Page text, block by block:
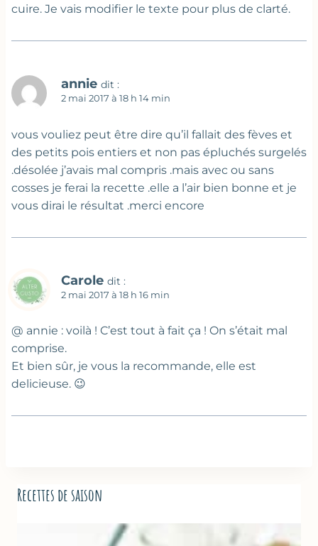
cuire. Je vais modifier le texte pour plus de clarté.
annie dit :
2 mai 2017 à 18 h 14 min
vous vouliez peut être dire qu’il fallait des fèves et
des petits pois entiers et non pas épluchés surgelés
.désolée j’avais mal compris .mais avec ou sans
cosses je ferai la recette .elle a l’air bien bonne et je
vous dirai le résultat .merci encore
Carole dit :
2 mai 2017 à 18 h 16 min
@ annie : voilà ! C’est tout à fait ça ! On s’était mal
comprise.
Et bien sûr, je vous la recommande, elle est
delicieuse. 😉
Recettes de saison